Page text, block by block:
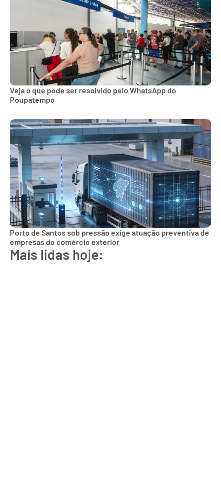
Veja o que pode ser resolvido pelo WhatsApp do
Poupatempo
Porto de Santos sob pressão exige atuação preventiva de
empresas do comércio exterior
Mais lidas hoje: